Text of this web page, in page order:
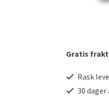
Gratis
Rask
30